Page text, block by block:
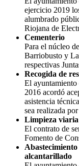
ejercicio 2019
alumbrado
Riojana de
Cementerio
Para el núcleo
Barriobusto y
respectivas
Recogida de
El
2016 acordó
asistencia
sea realizada
Limpieza viaria
El contrato de
Fomento de
alcantarillado